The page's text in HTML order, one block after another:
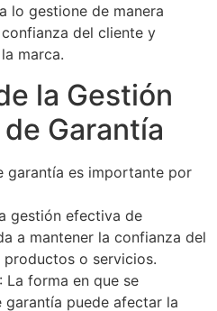
lo gestione de manera
del cliente y
marca.
la Gestión
Garantía
garantía es importante por
gestión efectiva de
a mantener la confianza del
o servicios.
: La forma en que se
puede afectar la